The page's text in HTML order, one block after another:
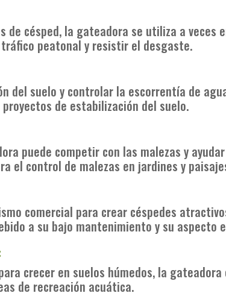
de césped, la gateadora se utiliza a veces
peatonal y resistir el desgaste.
del suelo y controlar la escorrentía de
de estabilización del suelo.
puede competir con las malezas y
el control de malezas en jardines y
comercial para crear céspedes
a su bajo mantenimiento y su aspecto
crecer en suelos húmedos, la
de recreación acuática.